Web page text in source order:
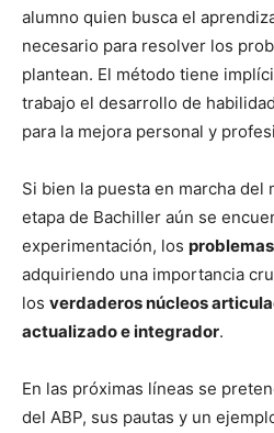
alumno quien busca el
necesario para resolver los
plantean. El método tiene
trabajo el desarrollo de
para la mejora personal y
Si bien la puesta en marcha del
etapa de Bachiller aún se
experimentación, los
adquiriendo una importancia
los verdaderos núcleos
actualizado e integrador.
En las próximas líneas se
del ABP, sus pautas y un